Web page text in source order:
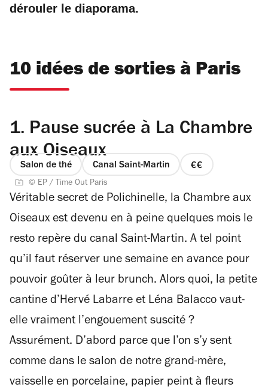
dérouler le diaporama.
10 idées de sorties à Paris
1. Pause sucrée à La Chambre
aux Oiseaux
Salon de thé Canal Saint-Martin
prix
sur
4
© EP / Time Out Paris
Véritable secret de Polichinelle, la Chambre aux
Oiseaux est devenu en à peine quelques mois le
resto repère du canal Saint-Martin. A tel point
qu’il faut réserver une semaine en avance pour
pouvoir goûter à leur brunch. Alors quoi, la petite
cantine d’Hervé Labarre et Léna Balacco vaut-
elle vraiment l’engouement suscité ?
Assurément. D’abord parce que l’on s’y sent
comme dans le salon de notre grand-mère,
vaisselle en porcelaine, papier peint à fleurs